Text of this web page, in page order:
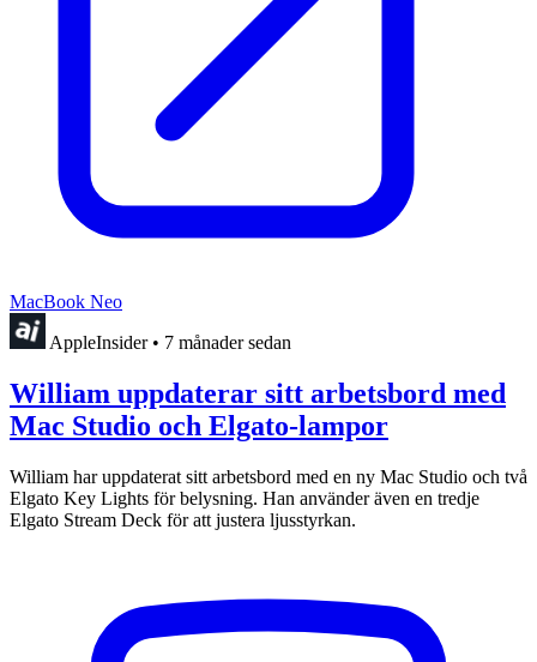
MacBook Neo
AppleInsider • 7 månader sedan
William uppdaterar sitt arbetsbord med
Mac Studio och Elgato-lampor
William har uppdaterat sitt arbetsbord med en ny Mac Studio och två
Elgato Key Lights för belysning. Han använder även en tredje
Elgato Stream Deck för att justera ljusstyrkan.